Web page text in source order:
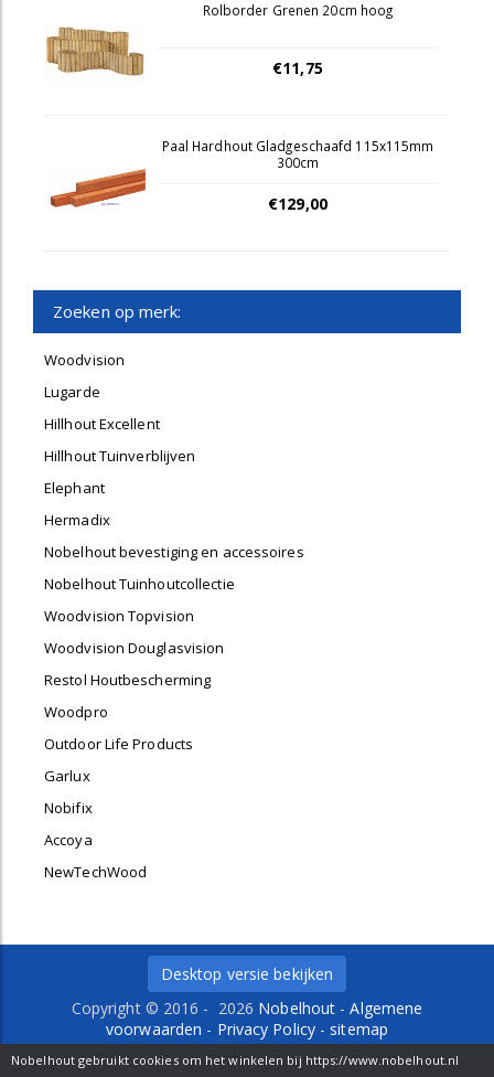
Rolborder Grenen 20cm hoog
€11,75
Paal Hardhout Gladgeschaafd 115x115mm
300cm
€129,00
Zoeken op merk:
Woodvision
Lugarde
Hillhout Excellent
Hillhout Tuinverblijven
Elephant
Hermadix
Nobelhout bevestiging en accessoires
Nobelhout Tuinhoutcollectie
Woodvision Topvision
Woodvision Douglasvision
Restol Houtbescherming
Woodpro
Outdoor Life Products
Garlux
Nobifix
Accoya
NewTechWood
Desktop versie bekijken
Copyright © 2016 - 2026 Nobelhout -Algemene
voorwaarden - Privacy Policy- sitemap
Delfweg 36 b-2211 VM-Noordwijkerhout- Tel. 0252-
429484 -info@nobelhout.nl
Nobelhout gebruikt cookies om het winkelen bij https://www.nobelhout.nl